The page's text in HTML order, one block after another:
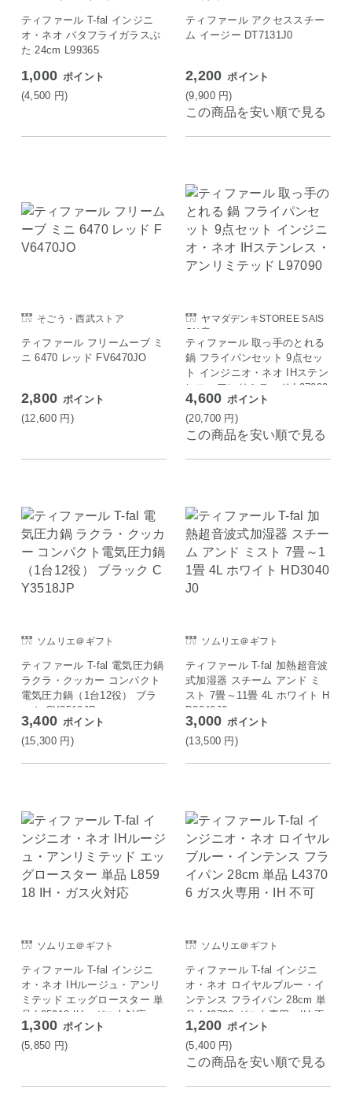
ティファール T-fal インジニ
オ・ネオ バタフライガラスぶ
た 24cm L99365
1,000 ポイント
(4,500 円)
ティファール アクセススチー
ム イージー DT7131J0
2,200 ポイント
(9,900 円)
この商品を安い順で見る
そごう・西武ストア
ティファール フリームーブ ミ
ニ 6470 レッド FV6470JO
2,800 ポイント
(12,600 円 )
ヤマダデンキSTOREE SAIS
ON店
ティファール 取っ手のとれる
鍋 フライパンセット 9点セッ
ト インジニオ・ネオ IHステン
レス・アンリミテッド L97090
4,600 ポイント
(20,700 円 )
この商品を安い順で見る
ソムリエ＠ギフト
ティファール T-fal 電気圧力鍋
ラクラ・クッカー コンパクト
電気圧力鍋（1台12役） ブラ
ック CY3518JP
3,400 ポイント
(15,300 円 )
ソムリエ＠ギフト
ティファール T-fal 加熱超音波
式加湿器 スチーム アンド ミ
スト 7畳～11畳 4L ホワイト H
D3040J0
3,000 ポイント
(13,500 円 )
ソムリエ＠ギフト
ティファール T-fal インジニ
オ・ネオ IHルージュ・アンリ
ミテッド エッグロースター 単
品 L85918 IH・ガス火対応
1,300 ポイント
(5,850 円)
ソムリエ＠ギフト
ティファール T-fal インジニ
オ・ネオ ロイヤルブルー・イ
ンテンス フライパン 28cm 単
品 L43706 ガス火専用・IH 不
可
1,200 ポイント
(5,400 円)
この商品を安い順で見る